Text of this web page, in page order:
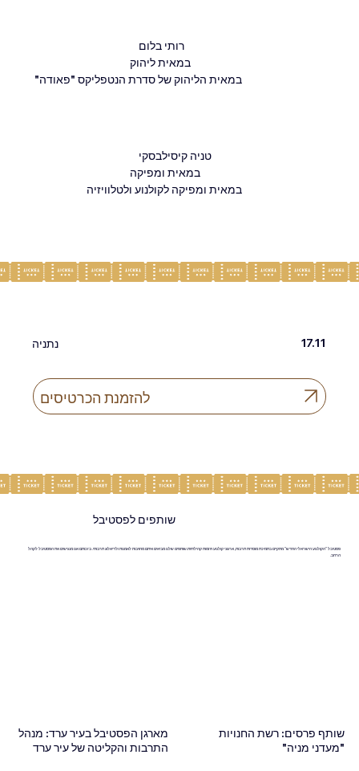
רותי בלום
במאית ליהוק
במאית הליהוק של סדרת הנטפליקס "פאודה"
טניה קיסילבסקי
במאית ומפיקה
במאית ומפיקה לקולנוע ולטלוויזיה
נתניה
להזמנת הכרטיסים
17.11
שותפים לפסטיבל
פסטיבל "הקולנוע הישראלי החדש" מתקיים בתמיכת מוסדות תרבות, ארגוני קולנוע ויוזמות קהילתיות.שותפים שלנו מביאים איתם מחויבות לאמנות ולדיאלוג תרבותי. בזכותם אנו מנגישים את הפסטיבל לקהל
הרחב.
מארגן הפסטיבל בעיר ערד: מנהל
התרבות והקליטה של עיר ערד
שותף פרסים: רשת החנויות
"מעדני מניה"